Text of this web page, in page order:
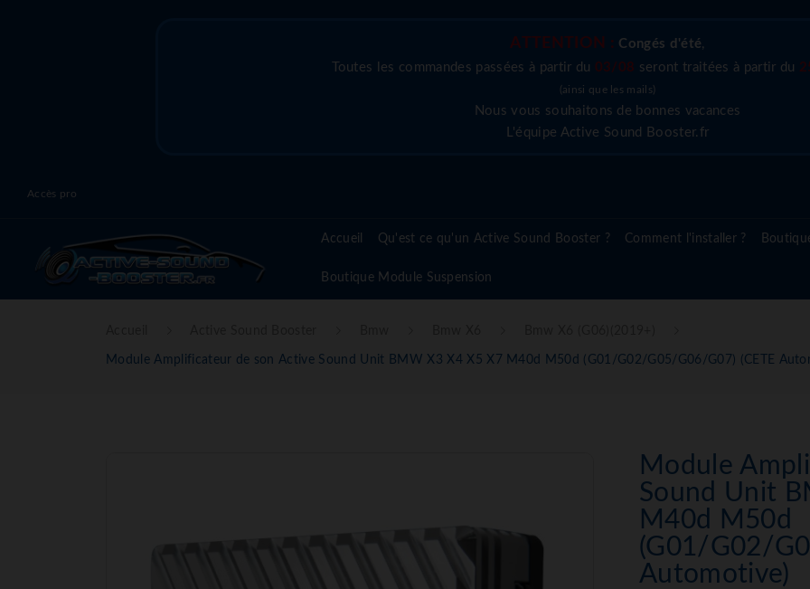
ATTENTION : Congés d'été,
Toutes les commandes passées à partir du 03/08 seront traitées à partir du
(ainsi que les mails)
Nous vous souhaitons de bonnes vacances
L'équipe Active Sound Booster.fr
Accès pro
Accueil Qu'est ce qu'un Active Sound Booster ? Comment l'installer ?
Boutique Module Suspension
Module Amplificateur de son Active Sound Unit BMW X3 X4 X5 X7 M40d M50d (G01/G02/G05/G06/G07) (CETE
Module
Sound Unit
M40d M50d
(G01/G02/
Automotive)